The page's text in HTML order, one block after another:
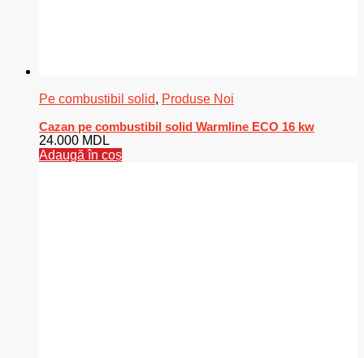
Pe combustibil solid, Produse Noi
Cazan pe combustibil solid Warmline ECO 16 kw
24.000 MDL
Adaugă în coș